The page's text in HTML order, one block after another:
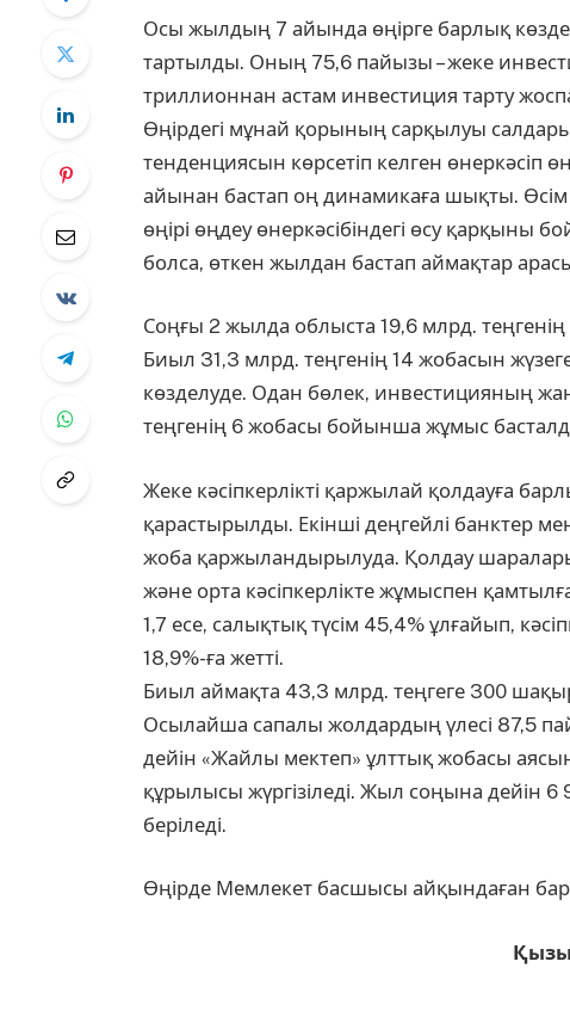
Осы жылдың 7 айында өңірге барлық
тартылды. Оның 75,6 пайызы – жеке
триллионнан астам инвестиция тарту
Өңірдегі мұнай қорының сарқылуы
тенденциясын көрсетіп келген өнеркәсіп
айынан бастап оң динамикаға шықты. Өсім
өңірі өңдеу өнеркәсібіндегі өсу
болса, өткен жылдан бастап аймақтар
Соңғы 2 жылда облыста 19,6 млрд.
Биыл 31,3 млрд. теңгенің 14 жобасын
көзделуде. Одан бөлек, инвестицияның
теңгенің 6 жобасы бойынша жұмыс
Жеке кәсіпкерлікті қаржылай қолдауға
қарастырылды. Екінші деңгейлі банктер
жоба қаржыландырылуда. Қолдау
және орта кәсіпкерлікте жұмыспен
1,7 есе, салықтық түсім 45,4% ұлғайып,
18,9%-ға жетті.
Биыл аймақта 43,3 млрд. теңгеге 300
Осылайша сапалы жолдардың үлесі 87,5
дейін «Жайлы мектеп» ұлттық жобасы
құрылысы жүргізіледі. Жыл соңына дейін
беріледі.
Өңірде Мемлекет басшысы айқындаған